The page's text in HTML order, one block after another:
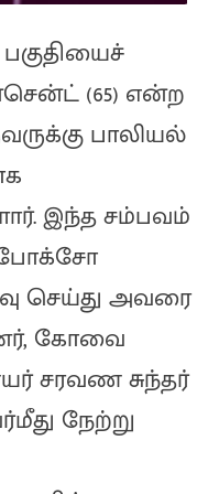
(65) என்ற
பாலியல்
இந்த சம்பவம்
செய்து அவரை
கோவை
சரவண சுந்தர்
நேற்று